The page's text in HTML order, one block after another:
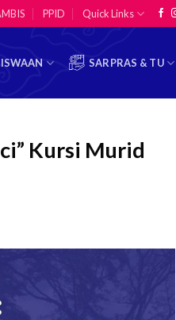
PPID Quick Links
SARPRAS & TU
Kursi Murid